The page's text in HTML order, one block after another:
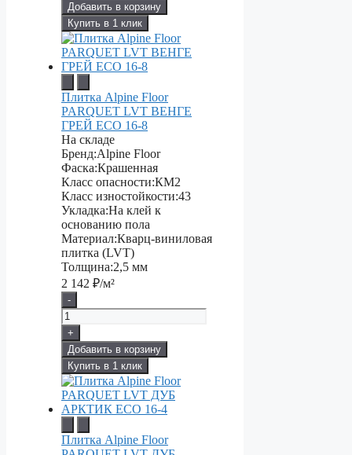
Добавить в корзину
Купить в 1 клик
Плитка Alpine Floor
PARQUET LVT ВЕНГЕ
ГРЕЙ ЕСО 16-8
На складе
Бренд:Alpine Floor
Фаска:Крашенная
Класс опасности:КМ2
Класс изностойкости:43
Укладка:На клей к
основанию пола
Материал:Кварц-виниловая
плитка (LVT)
Толщина:2,5 мм
2 142 ₽/м²
-
+
Добавить в корзину
Купить в 1 клик
Плитка Alpine Floor